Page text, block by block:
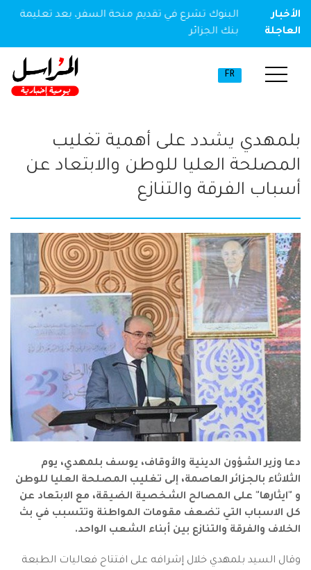
الأخبار
العاجلة
مخدر
البنوك تشرع في تقديم منحة السفر، بعد تعليمة
بنك الجزائر
FR
بلمهدي يشدد على أهمية تغليب
المصلحة العليا للوطن والابتعاد عن
أسباب الفرقة والتنازع
دعا وزير الشؤون الدينية والأوقاف، يوسف بلمهدي، يوم
الثلاثاء بالجزائر العاصمة، إلى تغليب المصلحة العليا للوطن
و "ايثارها" على المصالح الشخصية الضيقة، مع الابتعاد عن
كل الاسباب التي تضعف مقومات المواطنة وتتسبب في بث
الخلاف والفرقة والتنازع بين أبناء الشعب الواحد.
وقال السيد بلمهدي خلال إشرافه على افتتاح فعاليات الطبعة